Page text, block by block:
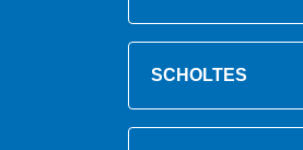
SCHOLTES